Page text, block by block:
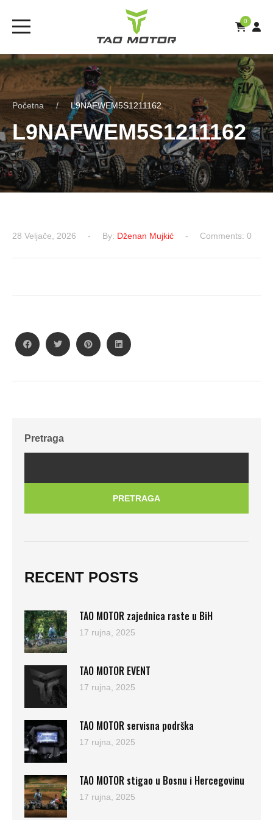
0
Početna L9NAFWEM5S1211162
L9NAFWEM5S1211162
28 Veljače, 2026 By: Dženan Mujkić Comments: 0
Pretraga
PRETRAGA
RECENT POSTS
TAO MOTOR zajednica raste u BiH
17 rujna, 2025
TAO MOTOR EVENT
17 rujna, 2025
TAO MOTOR servisna podrška
17 rujna, 2025
TAO MOTOR stigao u Bosnu i Hercegovinu
17 rujna, 2025